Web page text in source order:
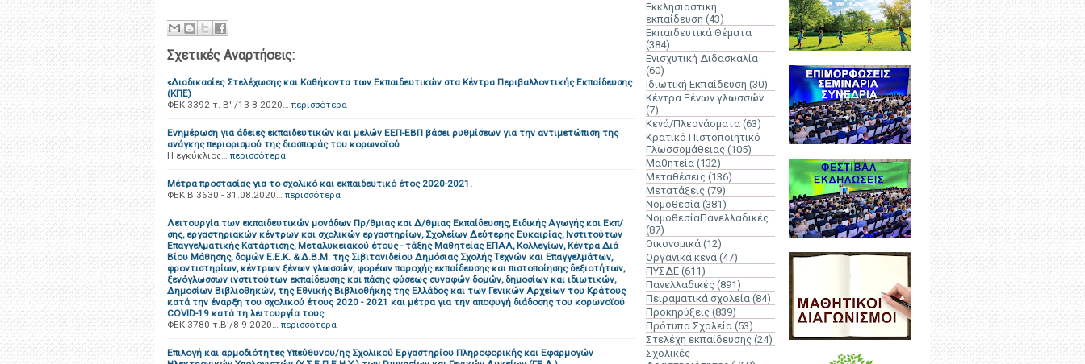
Σχετικές Αναρτήσεις:
«Διαδικασίες Στελέχωσης και Καθήκοντα των Εκπαιδευτικών στα Κέντρα Περιβαλλοντικής Εκπαίδευσης
(ΚΠΕ)
ΦΕΚ 3392 τ. Β' /13-8-2020… περισσότερα
Ενημέρωση για άδειες εκπαιδευτικών και μελών ΕΕΠ-ΕΒΠ βάσει ρυθμίσεων για την αντιμετώπιση της
ανάγκης περιορισμού της διασποράς του κορωνοϊού
Η εγκύκλιος… περισσότερα
Μέτρα προστασίας για το σχολικό και εκπαιδευτικό έτος 2020-2021.
ΦΕΚ B 3630 - 31.08.2020… περισσότερα
Λειτουργία των εκπαιδευτικών μονάδων Πρ/θμιας και Δ/θμιας Εκπαίδευσης, Ειδικής Αγωγής και Εκπ/
σης, εργαστηριακών κέντρων και σχολικών εργαστηρίων, Σχολείων Δεύτερης Ευκαιρίας, Ινστιτούτων
Επαγγελματικής Κατάρτισης, Μεταλυκειακού έτους - τάξης Μαθητείας ΕΠΑΛ, Κολλεγίων, Κέντρα Διά
Βίου Μάθησης, δομών Ε.Ε.Κ. & Δ.Β.Μ. της Σιβιτανιδείου Δημόσιας Σχολής Τεχνών και Επαγγελμάτων,
φροντιστηρίων, κέντρων ξένων γλωσσών, φορέων παροχής εκπαίδευσης και πιστοποίησης δεξιοτήτων,
ξενόγλωσσων ινστιτούτων εκπαίδευσης και πάσης φύσεως συναφών δομών, δημοσίων και ιδιωτικών,
Δημοσίων Βιβλιοθηκών, της Εθνικής Βιβλιοθήκης της Ελλάδος και των Γενικών Αρχείων του Κράτους
κατά την έναρξη του σχολικού έτους 2020 - 2021 και μέτρα για την αποφυγή διάδοσης του κορωνοϊού
COVID-19 κατά τη λειτουργία τους.
ΦΕΚ 3780 τ.Β'/8-9-2020… περισσότερα
Επιλογή και αρμοδιότητες Υπεύθυνου/ης Σχολικού Εργαστηρίου Πληροφορικής και Εφαρμογών
Εκκλησιαστική
εκπαίδευση (43)
Εκπαιδευτικά Θέματα
(384)
Ενισχυτική Διδασκαλία
(60)
Ιδιωτική Εκπαίδευση (30)
Κέντρα Ξένων γλωσσών
(7)
Κενά/Πλεονάσματα (63)
Κρατικό Πιστοποιητικό
Γλωσσομάθειας (105)
Μαθητεία (132)
Μεταθέσεις (136)
Μετατάξεις (79)
Νομοθεσία (381)
ΝομοθεσίαΠανελλαδικές
(87)
Οικονομικά (12)
Οργανικά κενά (47)
ΠΥΣΔΕ (611)
Πανελλαδικές (891)
Πειραματικά σχολεία (84)
Προκηρύξεις (839)
Πρότυπα Σχολεία (53)
Στελέχη εκπαίδευσης (24)
Σχολικές